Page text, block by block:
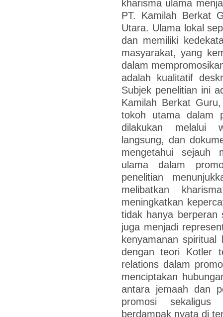
kharisma ulama
PT. Kamilah Berkat
Utara. Ulama lokal
dan memiliki
masyarakat, yang
dalam
adalah kualitatif
Subjek penelitian ini
Kamilah Berkat
tokoh utama dalam
dilakukan melalui
langsung, dan
mengetahui sejauh
ulama dalam
penelitian
melibatkan
meningkatkan
tidak hanya berperan
juga menjadi
kenyamanan
dengan teori Kotler
relations dalam
menciptakan
antara jemaah dan
promosi
berdampak nyata di